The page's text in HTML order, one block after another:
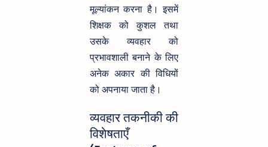
मूल्यांकन करना है। इसमें
शिक्षक को कुशल तथा
उसके व्यवहार को
प्रभावशाली बनाने के लिए
अनेक अकार की विधियों
को अपनाया जाता है।
व्यवहार तकनीकी की
विशेषताएँ